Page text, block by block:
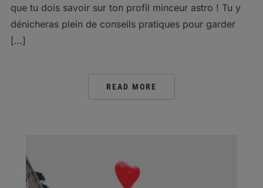
que tu dois savoir sur ton profil minceur astro ! Tu y
dénicheras plein de conseils pratiques pour garder
[…]
READ MORE